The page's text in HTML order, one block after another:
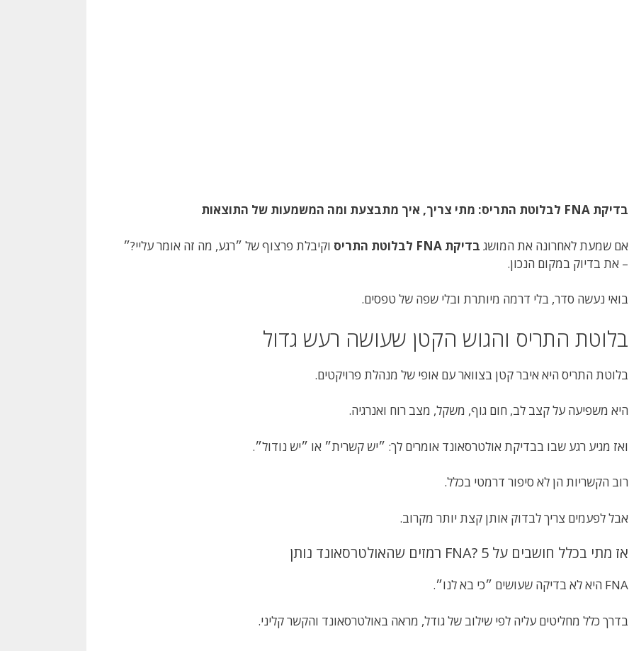
בדיקת FNA לבלוטת התריס: מתי צריך, איך מתבצעת ומה המשמעות של התוצאות
אם שמעת לאחרונה את המושג בדיקת FNA לבלוטת התריס
וקיבלת פרצוף של ״רגע, מה זה אומר עליי?״
– את בדיוק במקום הנכון.
בואי נעשה סדר, בלי דרמה מיותרת ובלי שפה של טפסים.
בלוטת התריס והגוש הקטן שעושה רעש גדול
בלוטת התריס היא איבר קטן בצוואר עם אופי של מנהלת פרויקטים.
היא משפיעה על קצב לב, חום גוף, משקל, מצב רוח ואנרגיה.
ואז מגיע רגע שבו בבדיקת אולטרסאונד אומרים לך: ״יש קשרית״ או ״יש נודול״.
רוב הקשריות הן לא סיפור דרמטי בכלל.
אבל לפעמים צריך לבדוק אותן קצת יותר מקרוב.
אז מתי בכלל חושבים על FNA? 5 רמזים שהאולטרסאונד נותן
FNA היא לא בדיקה שעושים ״כי בא לנו״.
בדרך כלל מחליטים עליה לפי שילוב של גודל, מראה באולטרסאונד והקשר קליני.